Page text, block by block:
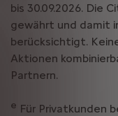
bis 30.09.2026. Die
gewährt und damit
berücksichtigt.
Aktionen
Partnern.
e Für Privatkunden